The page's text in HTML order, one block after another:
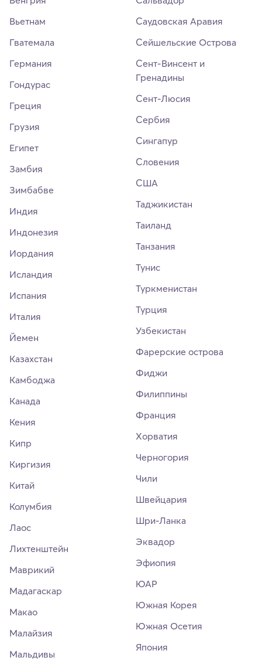
Вьетнам
Гватемала
Германия
Гондурас
Греция
Грузия
Египет
Замбия
Зимбабве
Индия
Индонезия
Иордания
Исландия
Испания
Италия
Йемен
Казахстан
Камбоджа
Канада
Кения
Кипр
Киргизия
Китай
Колумбия
Лаос
Лихтенштейн
Маврикий
Мадагаскар
Макао
Малайзия
Мальдивы
Саудовская Аравия
Сейшельские Острова
Сент-Винсент и
Гренадины
Сент-Люсия
Сербия
Сингапур
Словения
США
Таджикистан
Таиланд
Танзания
Тунис
Туркменистан
Турция
Узбекистан
Фарерские острова
Фиджи
Филиппины
Франция
Хорватия
Черногория
Чили
Швейцария
Шри-Ланка
Эквадор
Эфиопия
ЮАР
Южная Корея
Южная Осетия
Япония